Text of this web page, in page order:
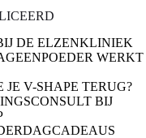
DE ELZENKLINIEK
WERKT
JE V-SHAPE TERUG?
BIJ